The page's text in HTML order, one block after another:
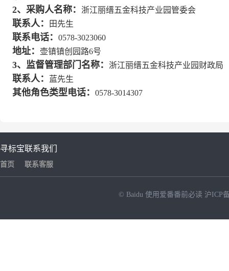
2、采购人名称： 浙江丽缙五金科技产业园管委会
联系人： 田先生
联系电话： 0578-3023060
地址： 壶镇镇创园路6号
3、 监督管理部门名称： 浙江丽缙五金科技产业园财政局
联系人： 蓝先生
其他角色类型电话： 0578-3014307
寻标宝
首页
联系我们
联系客服
© Baidu 使用爱番番前必读 沪ICP